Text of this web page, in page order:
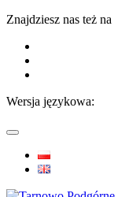
Znajdziesz nas też na
Wersja językowa: